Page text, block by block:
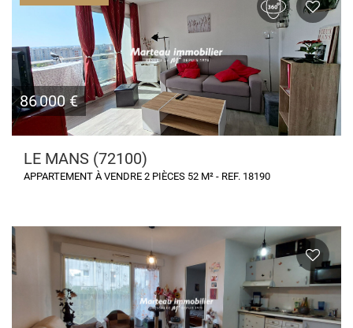
86 000 €
LE MANS (72100)
APPARTEMENT À VENDRE 2 PIÈCES 52 M² - REF. 18190